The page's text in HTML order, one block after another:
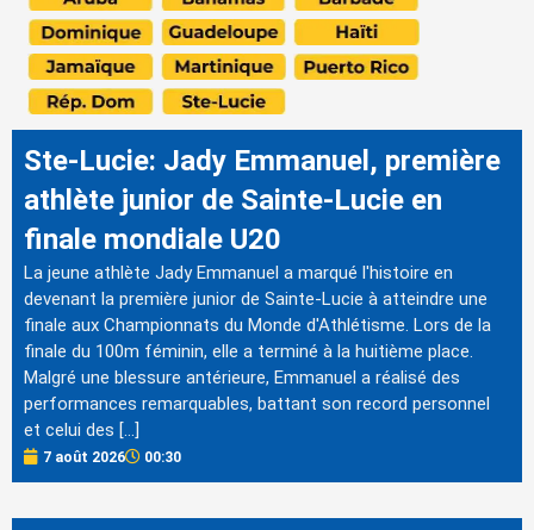
Ste-Lucie: Jady Emmanuel, première
athlète junior de Sainte-Lucie en
finale mondiale U20
La jeune athlète Jady Emmanuel a marqué l'histoire en
devenant la première junior de Sainte-Lucie à atteindre une
finale aux Championnats du Monde d'Athlétisme. Lors de la
finale du 100m féminin, elle a terminé à la huitième place.
Malgré une blessure antérieure, Emmanuel a réalisé des
performances remarquables, battant son record personnel
et celui des […]
7 août 2026 00:30